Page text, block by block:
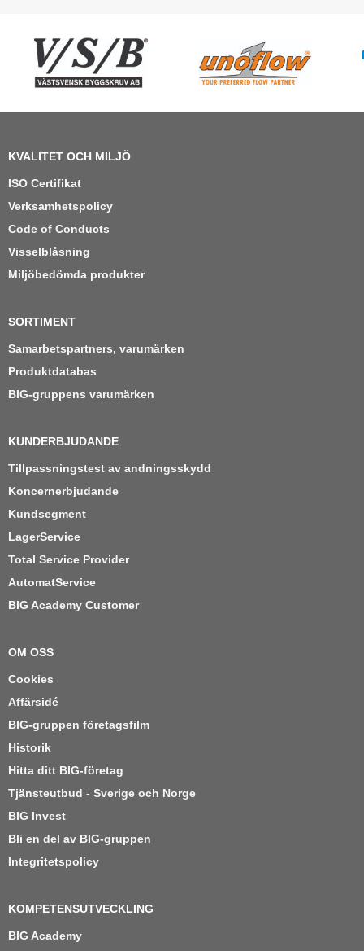
KVALITET OCH MILJÖ
ISO Certifikat
Verksamhetspolicy
Code of Conducts
Visselblåsning
Miljöbedömda produkter
SORTIMENT
Samarbetspartners, varumärken
Produktdatabas
BIG-gruppens varumärken
KUNDERBJUDANDE
Tillpassningstest av andningsskydd
Koncernerbjudande
Kundsegment
LagerService
Total Service Provider
AutomatService
BIG Academy Customer
OM OSS
Cookies
Affärsidé
BIG-gruppen företagsfilm
Historik
Hitta ditt BIG-företag
Tjänsteutbud - Sverige och Norge
BIG Invest
Bli en del av BIG-gruppen
Integritetspolicy
KOMPETENSUTVECKLING
BIG Academy